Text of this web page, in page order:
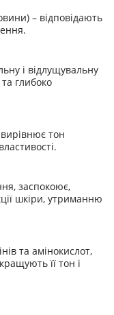
– відповідають
і відлущувальну
глибоко
тон
заспокоює,
шкіри, утриманню
та амінокислот,
її тон і